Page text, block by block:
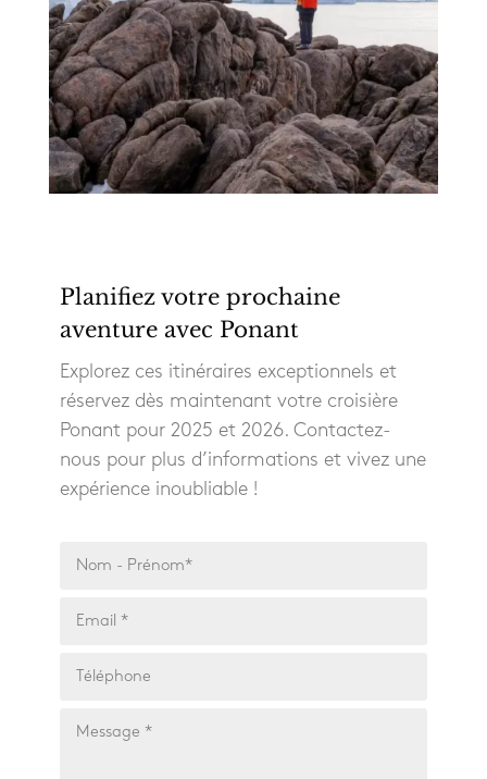
Planifiez votre prochaine
aventure avec Ponant
Explorez ces itinéraires exceptionnels et
réservez dès maintenant votre croisière
Ponant pour 2025 et 2026. Contactez-
nous pour plus d’informations et vivez une
expérience inoubliable !